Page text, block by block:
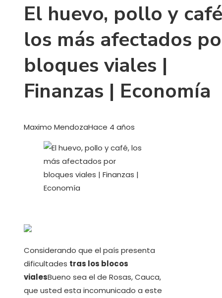
El huevo, pollo y
los más afectados
bloques viales |
Finanzas | Economía
Maximo MendozaHace 4 años
Considerando que el país presenta
dificultades tras los blocos
vialesBueno sea el de Rosas, Cauca,
que usted esta incomunicado a este